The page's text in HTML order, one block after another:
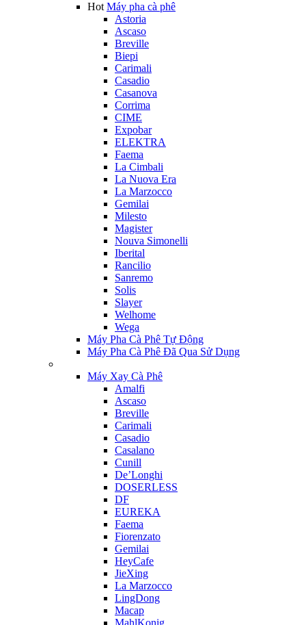
Hot Máy pha cà phê
Astoria
Ascaso
Breville
Biepi
Carimali
Casadio
Casanova
Corrima
CIME
Expobar
ELEKTRA
Faema
La Cimbali
La Nuova Era
La Marzocco
Gemilai
Milesto
Magister
Nouva Simonelli
Iberital
Rancilio
Sanremo
Solis
Slayer
Welhome
Wega
Máy Pha Cà Phê Tự Động
Máy Pha Cà Phê Đã Qua Sử Dụng
Máy Xay Cà Phê
Amalfi
Ascaso
Breville
Carimali
Casadio
Casalano
Cunill
De’Longhi
DOSERLESS
DF
EUREKA
Faema
Fiorenzato
Gemilai
HeyCafe
JieXing
La Marzocco
LingDong
Macap